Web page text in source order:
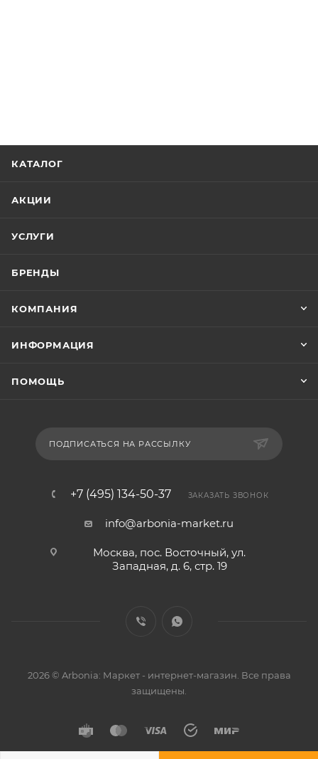
КАТАЛОГ
АКЦИИ
УСЛУГИ
БРЕНДЫ
КОМПАНИЯ
ИНФОРМАЦИЯ
ПОМОЩЬ
ПОДПИСАТЬСЯ НА РАССЫЛКУ
+7 (495) 134-50-37 ЗАКАЗАТЬ ЗВОНОК
info@arbonia-market.ru
Москва, пос. Восточный, ул.
Западная, д. 6, стр. 19
2026 © Arbonia: Маркет - интернет-магазин. Все права
защищены.